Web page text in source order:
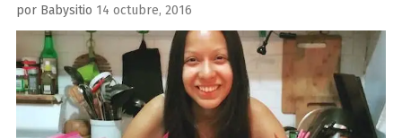
por Babysitio Publicado
el
14 octubre, 2016